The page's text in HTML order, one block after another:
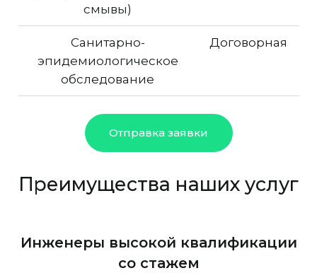
смывы)
Санитарно-
эпидемиологическое
обследование
Договорная
Отправка заявки
Преимущества наших услуг
Инженеры высокой квалификации
со стажем